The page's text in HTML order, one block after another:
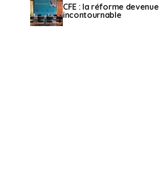
CFE : la réforme devenue
incontournable